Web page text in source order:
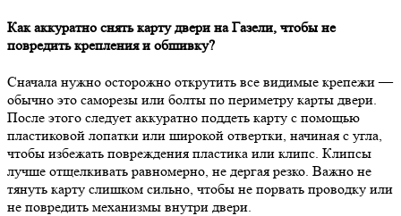
Как аккуратно снять карту двери на Газели, чтобы не
повредить крепления и обшивку?
Сначала нужно осторожно открутить все видимые крепежи —
обычно это саморезы или болты по периметру карты двери.
После этого следует аккуратно поддеть карту с помощью
пластиковой лопатки или широкой отвертки, начиная с угла,
чтобы избежать повреждения пластика или клипс. Клипсы
лучше отщелкивать равномерно, не дергая резко. Важно не
тянуть карту слишком сильно, чтобы не порвать проводку или
не повредить механизмы внутри двери.